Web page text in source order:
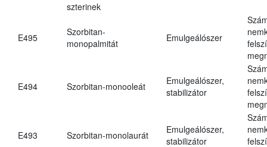
szterinek
E495
Szorbitan-
monopalmitát
Emulgeálószer
E494 Szorbitan-monooleát
Emulgeálószer,
stabilizátor
E493 Szorbitan-monolaurát
Emulgeálószer,
stabilizátor